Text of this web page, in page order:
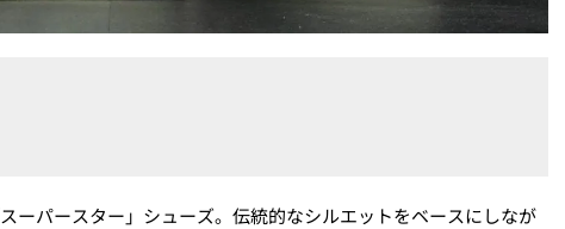
ーパースター」シューズ。伝統的なシルエットをベースにしなが